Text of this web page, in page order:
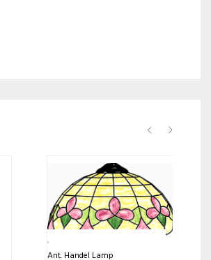
Ant. Handel Lamp